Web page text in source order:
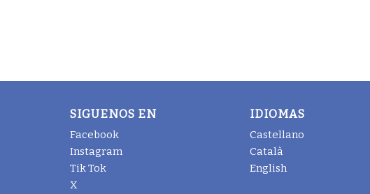
SIGUENOS EN
Facebook
Instagram
Tik Tok
X
IDIOMAS
Castellano
Català
English